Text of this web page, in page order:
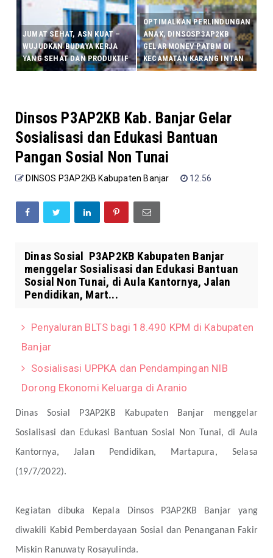
JUMAT SEHAT, ASN KUAT –
WUJUDKAN BUDAYA KERJA
YANG SEHAT DAN PRODUKTIF
OPTIMALKAN PERLINDUNGAN
ANAK, DINSOSP3AP2KB
GELAR MONEV PATBM DI
KECAMATAN KARANG INTAN
Dinsos P3AP2KB Kab. Banjar Gelar
Sosialisasi dan Edukasi Bantuan
Pangan Sosial Non Tunai
DINSOS P3AP2KB Kabupaten Banjar 12.56
Dinas Sosial P3AP2KB Kabupaten Banjar
menggelar Sosialisasi dan Edukasi Bantuan
Sosial Non Tunai, di Aula Kantornya, Jalan
Pendidikan, Mart...
Penyaluran BLTS bagi 18.490 KPM di Kabupaten
Banjar
Sosialisasi UPPKA dan Pendampingan NIB
Dorong Ekonomi Keluarga di Aranio
Dinas Sosial P3AP2KB Kabupaten Banjar menggelar
Sosialisasi dan Edukasi Bantuan Sosial Non Tunai, di Aula
Kantornya, Jalan Pendidikan, Martapura, Selasa
(19/7/2022).
Kegiatan dibuka Kepala Dinsos P3AP2KB Banjar yang
diwakili Kabid Pemberdayaan Sosial dan Penanganan Fakir
Miskin Ranuwaty Rosayulinda.